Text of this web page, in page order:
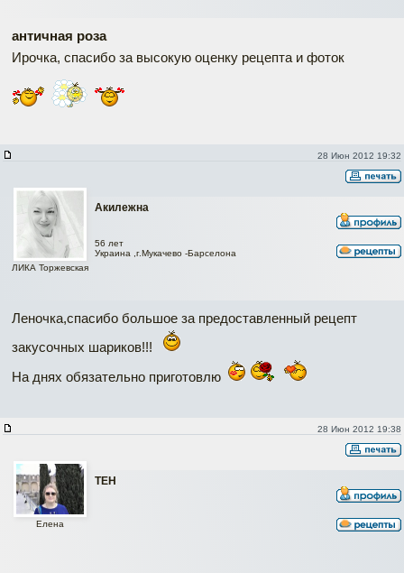
античная роза
Ирочка, спасибо за высокую оценку рецепта и фоток
28 Июн 2012 19:32
Акилежна
ЛИКА Торжевская
56 лет
Украина ,г.Мукачево -Барселона
Леночка,спасибо большое за предоставленный рецепт
закусочных шариков!!!
На днях обязательно приготовлю
28 Июн 2012 19:38
ТЕН
Елена